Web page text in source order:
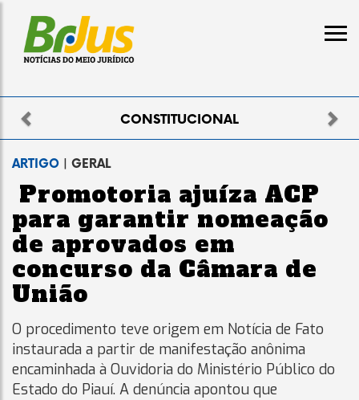
ELEITORAL
Previous
ARTIGO | GERAL
Promotoria ajuíza ACP
para garantir nomeação
de aprovados em
concurso da Câmara de
União
O procedimento teve origem em Notícia de Fato
instaurada a partir de manifestação anônima
encaminhada à Ouvidoria do Ministério Público do
Estado do Piauí. A denúncia apontou que